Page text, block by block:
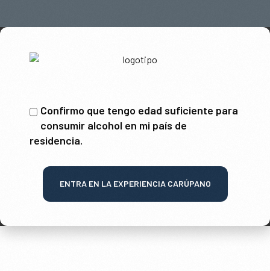
Confirmo que tengo edad suficiente para
consumir alcohol en mi país de
residencia.
ENTRA EN LA EXPERIENCIA CARÚPANO